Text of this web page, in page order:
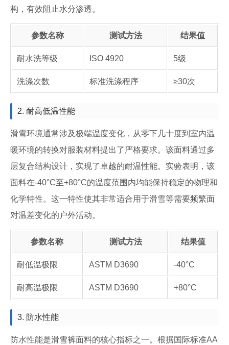
构，有效阻止水分渗透。
参数名称 测试方法 结果值
耐水洗等级 ISO 4920 5级
洗涤次数 标准洗涤程序 ≥30次
2. 耐高低温性能
滑雪环境通常涉及极端温度变化，从零下几十度到室内温
暖环境的转换对服装材料提出了严格要求。该面料通过多
层复合结构设计，实现了卓越的耐温性能。实验表明，该
面料在-40°C至+80°C的温度范围内均能保持稳定的物理和
化学特性。这一特性使其非常适合用于滑雪等需要频繁面
对温差变化的户外活动。
参数名称 测试方法 结果值
耐低温极限 ASTM D3690 -40°C
耐高温极限 ASTM D3690 +80°C
3. 防水性能
防水性能是滑雪裤面料的核心指标之一。根据国际标准AA